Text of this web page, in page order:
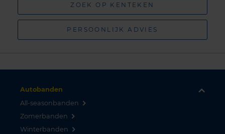
ZOEK OP KENTEKEN
PERSOONLIJK ADVIES
Autobanden
All-seasonbanden
Zomerbanden
Winterbanden